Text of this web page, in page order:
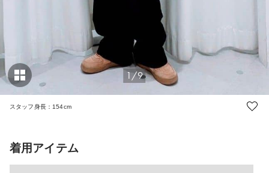
1/9
スタッフ身長：154cm
着用アイテム